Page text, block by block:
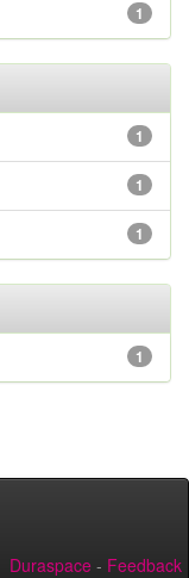
1
1
1
1
1
Duraspace - Feedback